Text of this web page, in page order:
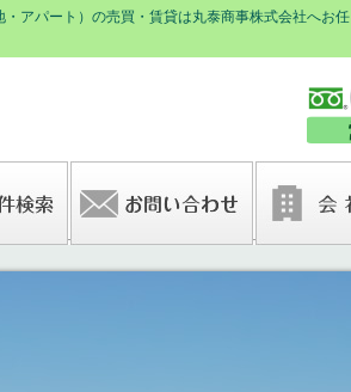
アパート）の売買・賃貸は丸泰商事株式会社へお任